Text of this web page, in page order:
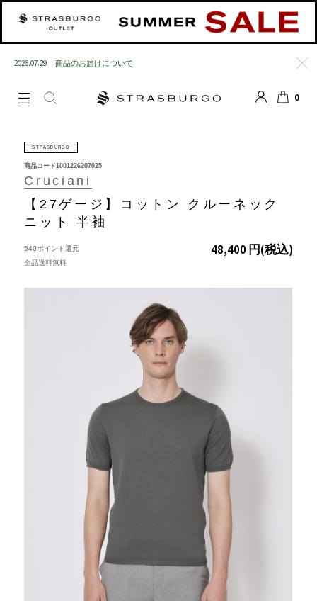
2026.07.29 商品のお届けについて
0
STRASBURGO
Cruciani
【27ゲージ】コットン クルーネック
ニット 半袖
商品コード1001226207025
48,400 円(税込)
540ポイント還元
全品送料無料